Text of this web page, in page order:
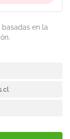
basadas en la